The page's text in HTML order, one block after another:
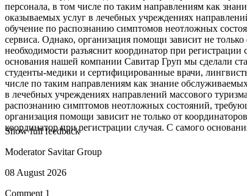
персонала, в том числе по таким направлениям как
оказываемых услуг в лечебных учреждениях
обучение по распознанию симптомов неотложных
сервиса. Однако, организация помощи зависит не
необходимости разъяснит координатор при
основания нашей компании Савитар Груп мы сделали
студенты-медики и сертифицированные врачи,
числе по таким направлениям как знание
в лечебных учреждениях направлений массового
распознанию симптомов неотложных состояний,
организация помощи зависит не только от
координатор при регистрации случая. С самого
Show full feedback
Moderator Savitar Group
08 August 2026
Comment 1